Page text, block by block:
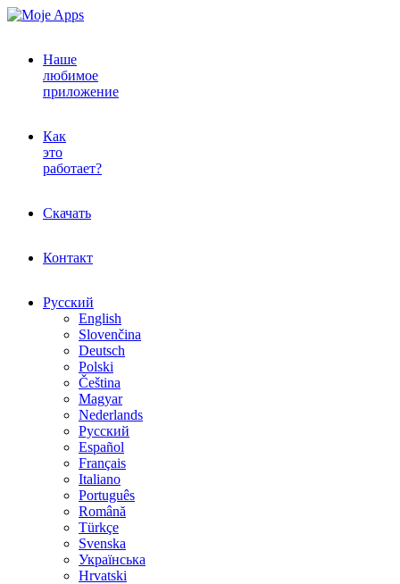
Наше
любимое
приложение
Как
это
работает?
Скачать
Контакт
Русский
English
Slovenčina
Deutsch
Polski
Čeština
Magyar
Nederlands
Русский
Español
Français
Italiano
Português
Română
Türkçe
Svenska
Українська
Hrvatski